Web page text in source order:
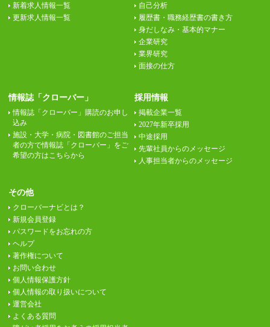
新着求人情報一覧
更新求人情報一覧
自己分析
履歴書・職務経歴書の書き方
身だしなみ・基本的マナー
企業研究
業界研究
面接の仕方
情報誌「クローバー」
情報誌「クローバー」購読のお申し
込み
施設・大学・病院・図書館のご担当
者の方で情報誌「クローバー」をご
希望の方はこちらから
採用情報
掲載企業一覧
2027年新卒採用
中途採用
先輩社員からのメッセージ
人事担当者からのメッセージ
その他
クローバーナビとは？
新規会員登録
パスワードをお忘れの方
ヘルプ
著作権について
お問い合わせ
個人情報保護方針
個人情報の取り扱いについて
運営会社
よくある質問